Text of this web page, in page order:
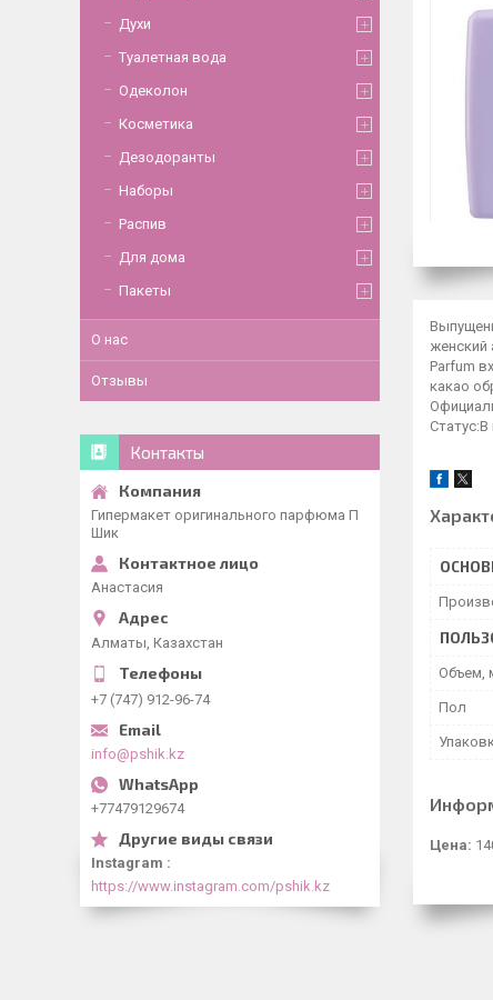
женский
Parfum
какао
Объем,
Пол
Цена:
Духи
Туалетная вода
Одеколон
Косметика
Дезодоранты
Наборы
Распив
Для дома
Пакеты
О нас
Отзывы
Контакты
Гипермакет оригинального парфюма П
Шик
Анастасия
Алматы, Казахстан
+7 (747) 912-96-74
info@pshik.kz
+77479129674
Instagram
https://www.instagram.com/pshik.kz